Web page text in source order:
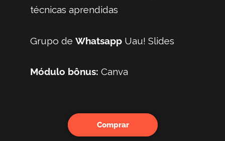
técnicas aprendidas
Grupo de Whatsapp Uau! Slides
Módulo bônus: Canva
Comprar